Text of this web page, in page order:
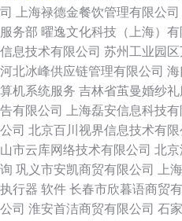
司
上海禄德金餐饮管理有限公司
服务部 曜逸文化科技（上海）有
信息技术有限公司 苏州工业园
河北冰峰供应链管理有限公司 海
算机系统服务 吉林省茧曼婚纱
告有限公司
上海磊安信息科技有
公司 北京百川视界信息技术有限
山市云库网络技术有限公司 北京
询 巩义市安凯商贸有限公司 上
执行器 软件 长春市欣暮语商贸
公司 淮安首洁商贸有限公司 石